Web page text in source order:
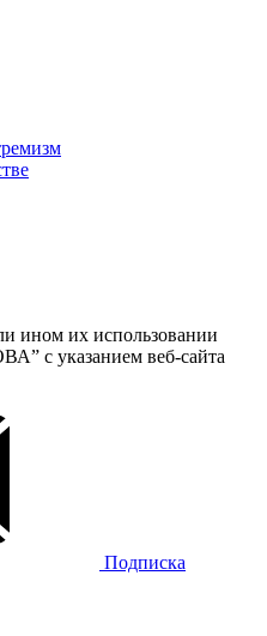
ином их использовании
с указанием веб-сайта
Подписка